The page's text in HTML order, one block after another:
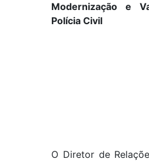
Modernização e
Polícia Civil
O Diretor de